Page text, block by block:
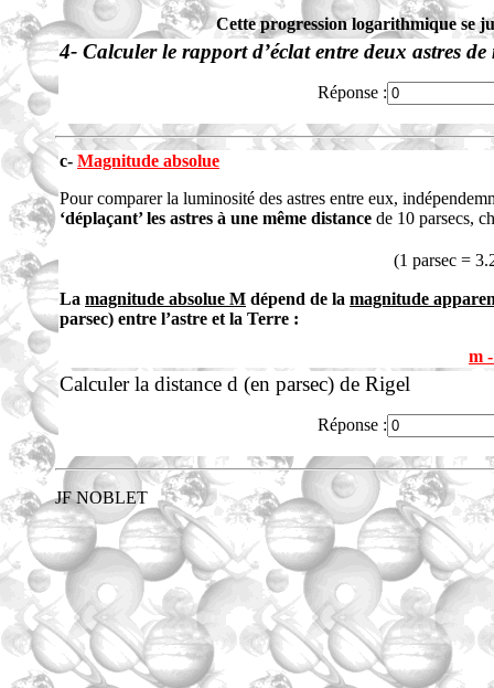
Cette progression logarithmique se
4- Calculer le rapport d’éclat entre deux astres
Réponse :
c- Magnitude absolue
Pour comparer la luminosité des astres entre eux,
‘déplaçant’ les astres à une même distance de 10 parsecs,
(1 parsec =
La magnitude absolue M dépend de la magnitude
parsec) entre l’astre et la Terre :
m
Calculer la distance d (en parsec) de Rigel
Réponse :
JF NOBLET